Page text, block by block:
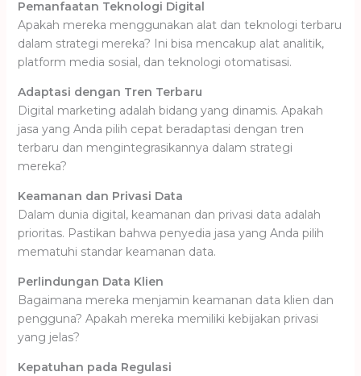
Pemanfaatan Teknologi Digital
Apakah mereka menggunakan alat dan teknologi terbaru
dalam strategi mereka? Ini bisa mencakup alat analitik,
platform media sosial, dan teknologi otomatisasi.
Adaptasi dengan Tren Terbaru
Digital marketing adalah bidang yang dinamis. Apakah
jasa yang Anda pilih cepat beradaptasi dengan tren
terbaru dan mengintegrasikannya dalam strategi
mereka?
Keamanan dan Privasi Data
Dalam dunia digital, keamanan dan privasi data adalah
prioritas. Pastikan bahwa penyedia jasa yang Anda pilih
mematuhi standar keamanan data.
Perlindungan Data Klien
Bagaimana mereka menjamin keamanan data klien dan
pengguna? Apakah mereka memiliki kebijakan privasi
yang jelas?
Kepatuhan pada Regulasi